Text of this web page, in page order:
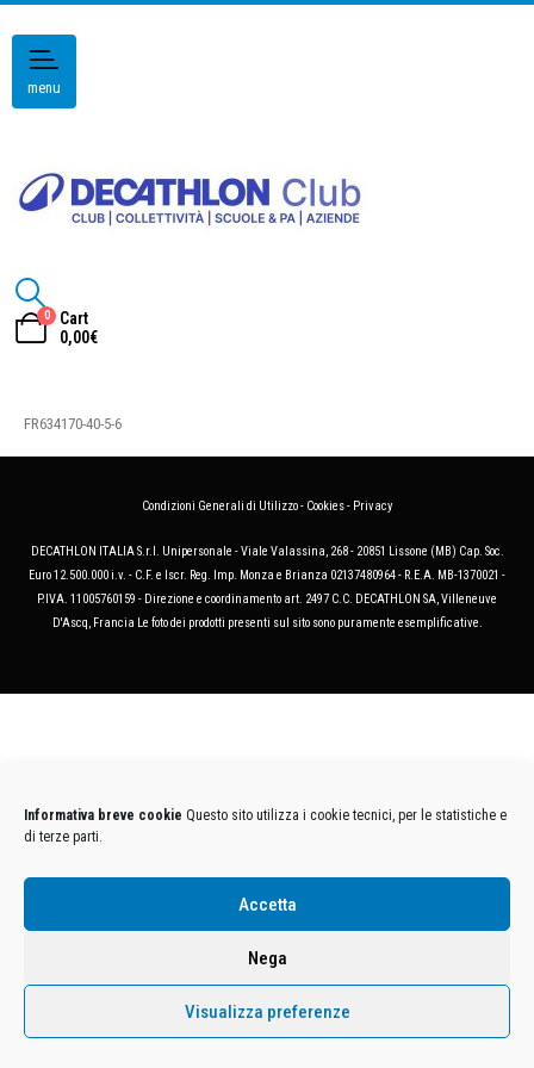
Informativa breve cookie Questo sito utilizza i cookie tecnici, per le statistiche e
di terze parti.
Accetta
Nega
Visualizza preferenze
menu
0
Cart
0,00€
FR634170-40-5-6
Condizioni Generali di Utilizzo- Cookies- Privacy
DECATHLON ITALIA S.r.l. Unipersonale - Viale Valassina, 268 - 20851 Lissone (MB) Cap. Soc.
Euro 12.500.000 i.v. - C.F. e Iscr. Reg. Imp. Monza e Brianza 02137480964 - R.E.A. MB-1370021 -
P.IVA. 11005760159 - Direzione e coordinamento art. 2497 C.C. DECATHLON SA, Villeneuve
D'Ascq, Francia Le foto dei prodotti presenti sul sito sono puramente esemplificative.